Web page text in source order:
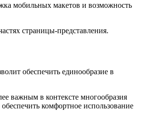
мобильных макетов и возможность
страницы-представления.
обеспечить единообразие в
важным в контексте многообразия
комфортное использование